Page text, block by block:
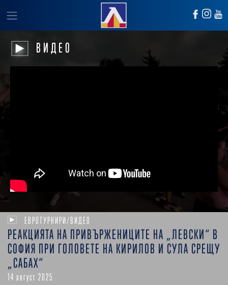
ВИДЕО
ЕВРОТУРНИРИ/ВИДЕО
РЕАКЦИЯТА НА ПРИВЪРЖЕНИЦИТЕ НА „ЛЕВСКИ“ В
СОФИЯ ПРИ ГОЛОВЕТЕ НА КИРИЛОВ И СУЛА СРЕЩУ
„САБАХ“
14 август 2025